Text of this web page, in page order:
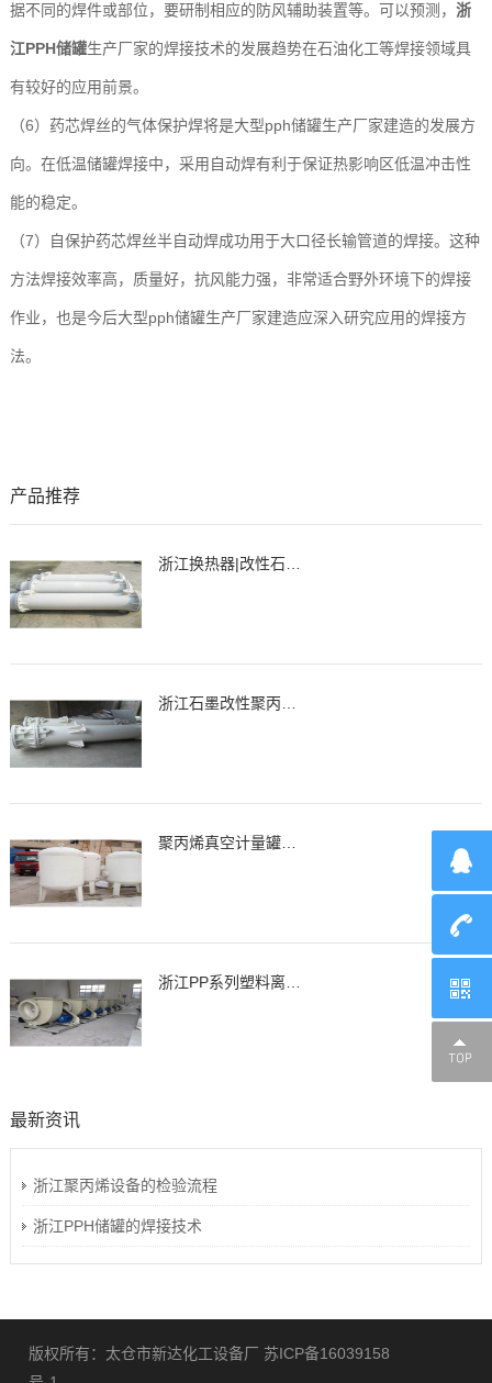
据不同的焊件或部位，要研制相应的防风辅助装置等。可以预测， 浙
江PPH储罐生产厂家的焊接技术的发展趋势在石油化工等焊接领域具
有较好的应用前景。
（6）药芯焊丝的气体保护焊将是大型pph储罐生产厂家建造的发展方
向。在低温储罐焊接中，采用自动焊有利于保证热影响区低温冲击性
能的稳定。
（7）自保护药芯焊丝半自动焊成功用于大口径长输管道的焊接。这种
方法焊接效率高，质量好，抗风能力强，非常适合野外环境下的焊接
作业，也是今后大型pph储罐生产厂家建造应深入研究应用的焊接方
法。
产品推荐
聚丙烯真空计量罐、缓冲罐、高位槽
浙江PP系列塑料离心通风机，风机
最新资讯
浙江聚丙烯设备的检验流程
浙江PPH储罐的焊接技术
版权所有：太仓市新达化工设备厂 苏ICP备16039158